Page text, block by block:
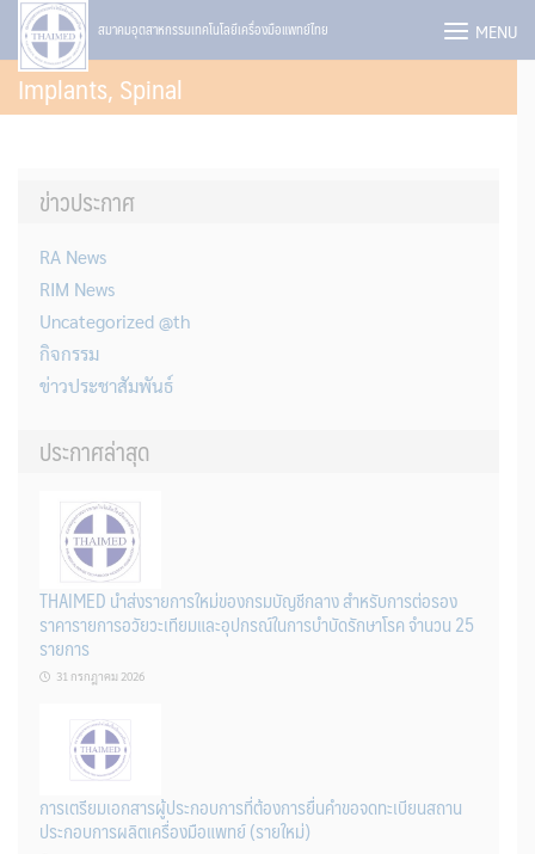
Skip
content
สมาคมอุตสาหกรรมเทคโนโลยีเครื่องมือแพทย์ไทย MENU
Implants, Spinal
ข่าวประกาศ
RA News
RIM News
Uncategorized @th
กิจกรรม
ข่าวประชาสัมพันธ์
ประกาศล่าสุด
THAIMED นำส่งรายการใหม่ของกรมบัญชีกลาง สำหรับการต่อรอง
ราคารายการอวัยวะเทียมและอุปกรณ์ในการบำบัดรักษาโรค จำนวน 25
รายการ
31 กรกฎาคม 2026
การเตรียมเอกสารผู้ประกอบการที่ต้องการยื่นคำขอจดทะเบียนสถาน
ประกอบการผลิตเครื่องมือแพทย์ (รายใหม่)